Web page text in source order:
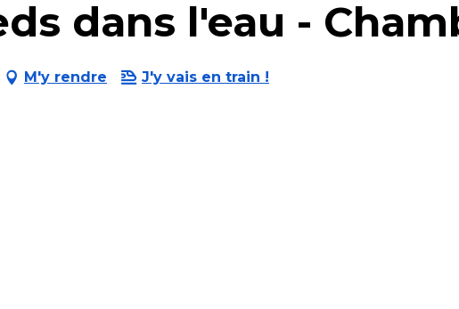
dans l'eau -
M'y rendre J'y vais en train !